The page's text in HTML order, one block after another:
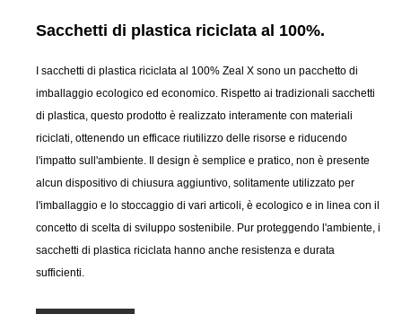
Sacchetti di plastica riciclata al 100%.
I sacchetti di plastica riciclata al 100% Zeal X sono un pacchetto di
imballaggio ecologico ed economico. Rispetto ai tradizionali sacchetti
di plastica, questo prodotto è realizzato interamente con materiali
riciclati, ottenendo un efficace riutilizzo delle risorse e riducendo
l'impatto sull'ambiente. Il design è semplice e pratico, non è presente
alcun dispositivo di chiusura aggiuntivo, solitamente utilizzato per
l'imballaggio e lo stoccaggio di vari articoli, è ecologico e in linea con il
concetto di scelta di sviluppo sostenibile. Pur proteggendo l'ambiente, i
sacchetti di plastica riciclata hanno anche resistenza e durata
sufficienti.